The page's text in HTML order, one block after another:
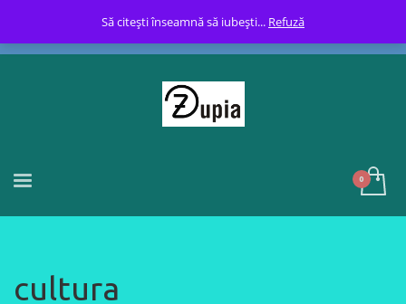
cultura
Să citești înseamnă să iubești... Refuză